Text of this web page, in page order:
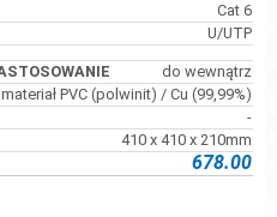
Cat 6
U/UTP
do wewnątrz
materiał PVC (polwinit) / Cu (99,99%)
-
410 x 410 x 210mm
678.00